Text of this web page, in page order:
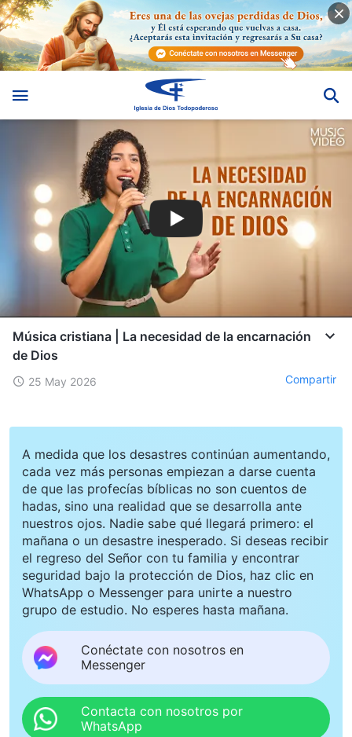
Música cristiana | La necesidad de la encarnación
de Dios
25 May 2026 Compartir
A medida que los desastres continúan aumentando,
cada vez más personas empiezan a darse cuenta
de que las profecías bíblicas no son cuentos de
hadas, sino una realidad que se desarrolla ante
nuestros ojos. Nadie sabe qué llegará primero: el
mañana o un desastre inesperado. Si deseas recibir
el regreso del Señor con tu familia y encontrar
seguridad bajo la protección de Dios, haz clic en
WhatsApp o Messenger para unirte a nuestro
grupo de estudio. No esperes hasta mañana.
Conéctate con nosotros en
Messenger
Contacta con nosotros por
WhatsApp